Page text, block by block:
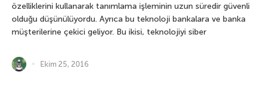
özelliklerini kullanarak tanımlama işleminin uzun süredir güvenli
olduğu düşünülüyordu. Ayrıca bu teknoloji bankalara ve banka
müşterilerine çekici geliyor. Bu ikisi, teknolojiyi siber
Ekim 25, 2016